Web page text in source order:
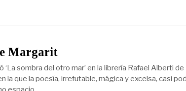
Margarit
‘La sombra del otro mar’ en la librería Rafael Alberti de
la que la poesía, irrefutable, mágica y excelsa, casi